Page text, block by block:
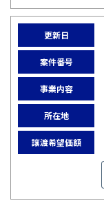
更新日
案件番号
事業内容
所在地
譲渡希望価額